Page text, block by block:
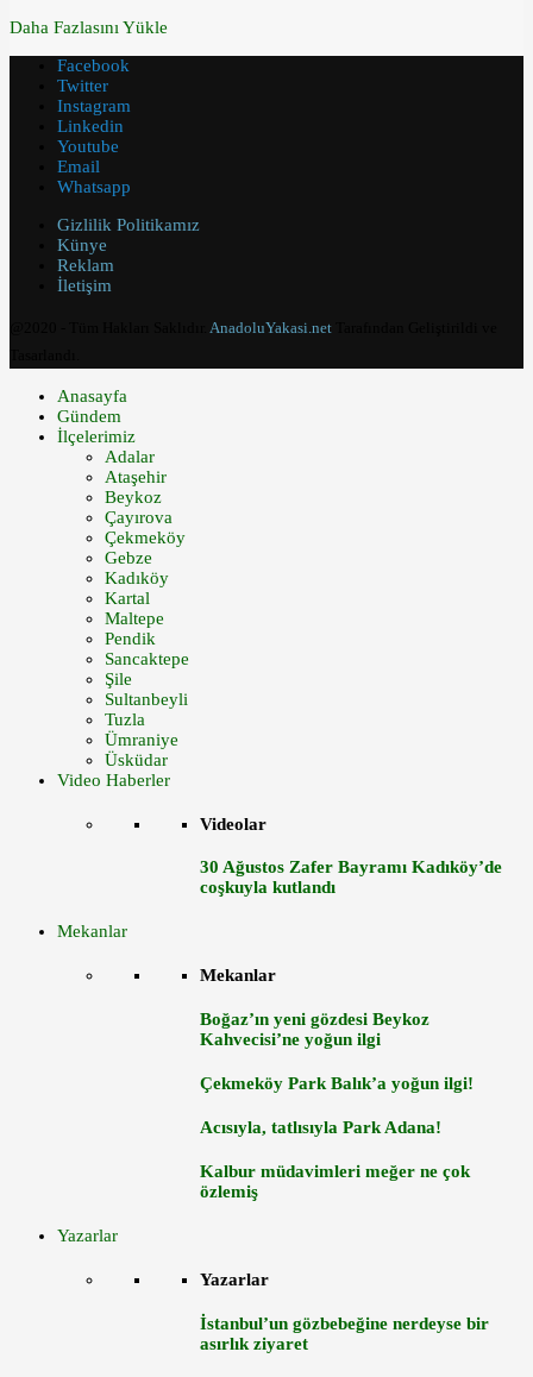
Daha Fazlasını Yükle
Facebook
Twitter
Instagram
Linkedin
Youtube
Email
Whatsapp
Gizlilik Politikamız
Künye
Reklam
İletişim
AnadoluYakasi.net
Anasayfa
Gündem
İlçelerimiz
Adalar
Ataşehir
Beykoz
Çayırova
Çekmeköy
Gebze
Kadıköy
Kartal
Maltepe
Pendik
Sancaktepe
Şile
Sultanbeyli
Tuzla
Ümraniye
Üsküdar
Video Haberler
Videolar
30 Ağustos Zafer Bayramı Kadıköy’de
coşkuyla kutlandı
Mekanlar
Mekanlar
Boğaz’ın yeni gözdesi Beykoz
Kahvecisi’ne yoğun ilgi
Çekmeköy Park Balık’a yoğun ilgi!
Acısıyla, tatlısıyla Park Adana!
Kalbur müdavimleri meğer ne çok
özlemiş
Yazarlar
Yazarlar
İstanbul’un gözbebeğine nerdeyse bir
asırlık ziyaret